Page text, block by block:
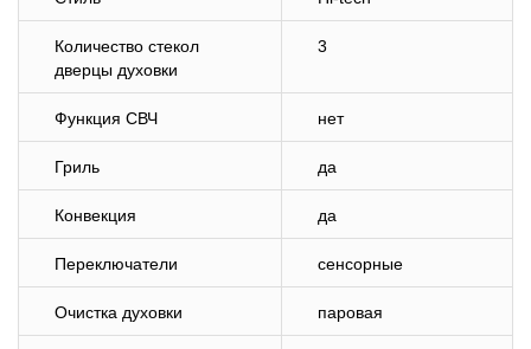
Количество стекол
дверцы духовки
3
Функция СВЧ нет
Гриль да
Конвекция да
Переключатели сенсорные
Очистка духовки паровая